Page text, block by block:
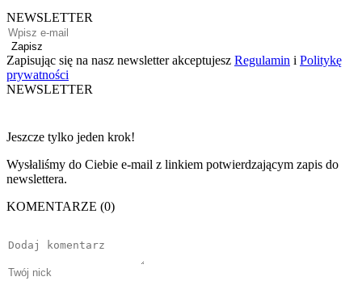
NEWSLETTER
Zapisz
Zapisując się na nasz newsletter akceptujesz Regulamin i Politykę
prywatności
NEWSLETTER
Jeszcze tylko jeden krok!
Wysłaliśmy do Ciebie e-mail z linkiem potwierdzającym zapis do
newslettera.
KOMENTARZE (0)